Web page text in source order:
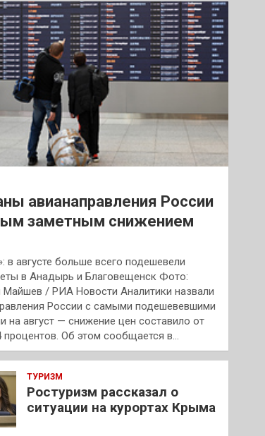
авианаправления России
заметным снижением
в августе больше всего подешевели
в Анадырь и Благовещенск Фото:
Майшев / РИА Новости Аналитики назвали
России с самыми подешевевшими
на август — снижение цен составило от
процентов. Об этом сообщается в…
ТУРИЗМ
Ростуризм рассказал о
ситуации на курортах Крыма